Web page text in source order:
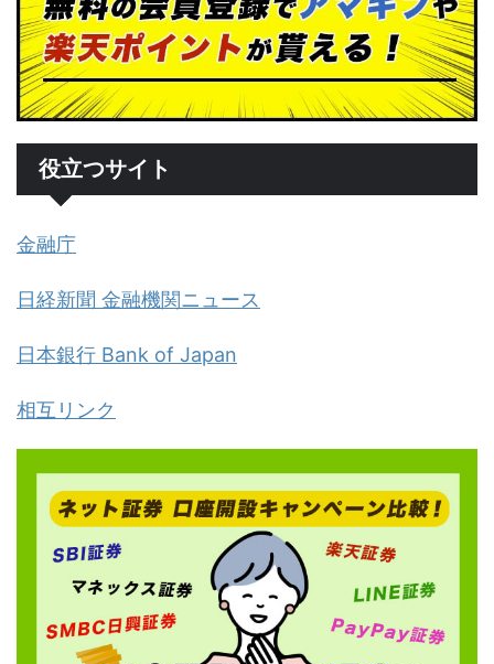
役立つサイト
金融庁
日経新聞 金融機関ニュース
日本銀行 Bank of Japan
相互リンク